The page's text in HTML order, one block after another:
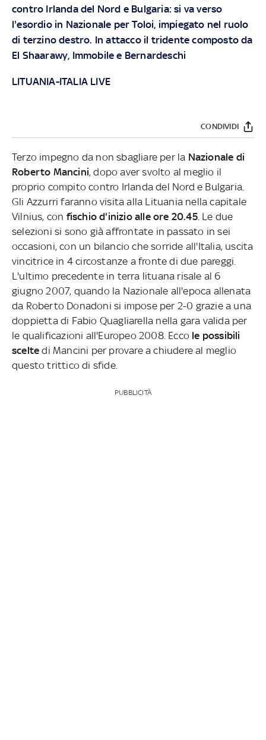
contro Irlanda del Nord e Bulgaria: si va verso
l'esordio in Nazionale per Toloi, impiegato nel ruolo
di terzino destro. In attacco il tridente composto da
El Shaarawy, Immobile e Bernardeschi
LITUANIA-ITALIA LIVE
CONDIVIDI
Terzo impegno da non sbagliare per la Nazionale di
Roberto Mancini, dopo aver svolto al meglio il
proprio compito contro Irlanda del Nord e Bulgaria.
Gli Azzurri faranno visita alla Lituania nella capitale
Vilnius, con fischio d'inizio alle ore 20.45. Le due
selezioni si sono già affrontate in passato in sei
occasioni, con un bilancio che sorride all'Italia, uscita
vincitrice in 4 circostanze a fronte di due pareggi.
L'ultimo precedente in terra lituana risale al 6
giugno 2007, quando la Nazionale all'epoca allenata
da Roberto Donadoni si impose per 2-0 grazie a una
doppietta di Fabio Quagliarella nella gara valida per
le qualificazioni all'Europeo 2008. Ecco le possibili
sceltedi Mancini per provare a chiudere al meglio
questo trittico di sfide.
PUBBLICITÀ